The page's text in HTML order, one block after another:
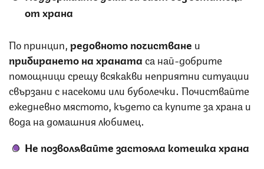
от храна
По принцип, редовното почистване и
прибирането на хранатаса най-добрите
помощници срещу всякакви неприятни ситуации
свързани с насекоми или буболечки. Почиствайте
ежедневно мястото, където са купите за храна и
вода на домашния любимец.
Не позволявайте застояла котешка храна